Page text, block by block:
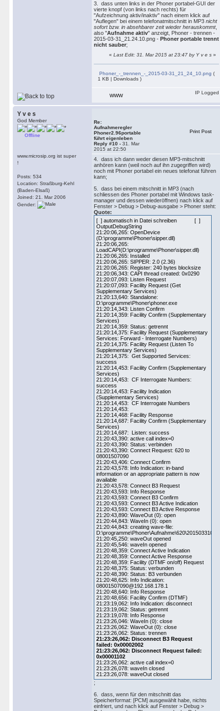
3. dass unten links in der Phoner portabel-GUI der
vierte knopf (von links nach rechts) für
"Aufzeichnung aktiv/inaktiv" nach einem klick auf
"Auflegen" bei einem telefonatmitschnitt in MP3 nicht
sofort bzw. in absehbarer zeit wieder herauskommt,
also "Aufnahme aktiv" anzeigt, Phoner - trennen -
2015-03-31_21.24.10.png - Phoner portable trennt
nicht sauber;
«Last Edit: 31. Mar 2015 at 23:47 by Y v e s »
Phoner_-_trennen_-_2015-03-31_21_24_10.png (
1 KB | Downloads )
WWW
IP Logged
Y v e s
God Member
Offline
www.microsip.org ist super
!
Posts: 534
Location: Straßburg-Kehl
(Baden-Elsaß)
Joined: 21. Mar 2006
Gender:
Re:
Aufnahmeregler
Phoner2.96portable
führt eigenleben
Reply #10 - 31. Mar
2015 at 22:50
Print Post
4. dass ich dann weder diesen MP3-mitschnitt
anhören kann (weil noch auf ihn zugegriffen wird)
noch mit Phoner portabel ein neues telefonat führen
kann;
5. dass bei einem mitschnitt in MP3 (nach
schliessen des Phoner portabel mit Windows task-
manager und dessen wiederöffnen) nach klick auf
Fenster > Debug > Debug-ausgabe > Phoner steht:
Quote:
[ ] automatisch in Datei schreiben [ ]
OutputDebugString
21:20:06,265: OpenDevice
(D:\programme\Phoner\sipper.dll)
21:20:06,265:
LoadCAPI(D:\programme\Phoner\sipper.dll)
21:20:06,265: Installed
21:20:06,265: SIPPER: 2.0 (2.36)
21:20:06,265: Register: 240 bytes blocksize
21:20:06,343: CAPI thread created: 0x0290
21:20:07,093: Listen Request
21:20:07,093: Facility Request (Get
Supplementary Services)
21:20:13,640: Standalone:
D:\programme\Phoner\phoner.exe
21:20:14,343: Listen Confirm
21:20:14,359: Facility Confirm (Supplementary
Services)
21:20:14,359: Status: getrennt
21:20:14,375: Facility Request (Supplementary
Services: Forward - Interrogate Numbers)
21:20:14,375: Facility Request (Listen To
Supplementary Services)
21:20:14,375: Get Supported Services:
success
21:20:14,453: Facility Confirm (Supplementary
Services)
21:20:14,453: CF Interrogate Numbers:
success
21:20:14,453: Facility Indication
(Supplementary Services)
21:20:14,453: CF Interrogate Numbers
21:20:14,453:
21:20:14,468: Facility Response
21:20:14,687: Facility Confirm (Supplementary
Services)
21:20:14,687: Listen: success
21:20:43,390: active call index=0
21:20:43,390: Status: verbinden
21:20:43,390: Connect Request: 620 to
08001507090
21:20:43,406: Connect Confirm
21:20:43,578: Info Indication: in-band
information or an appropriate pattern is now
available
21:20:43,578: Connect B3 Request
21:20:43,593: Info Response
21:20:43,593: Connect B3 Confirm
21:20:43,593: Connect B3 Active Indication
21:20:43,593: Connect B3 Active Response
21:20:43,890: WaveOut (0): open
21:20:44,843: WaveIn (0): open
21:20:44,843: creating wave-file:
21:20:45,250: waveOut opened
21:20:45,546: waveIn opened
21:20:48,359: Connect Active Indication
21:20:48,359: Connect Active Response
21:20:48,359: Facility (DTMF on/off) Request
21:20:48,375: Status: verbunden
21:20:48,390: Status: B3 verbunden
21:20:48,625: Info Indication:
08001507090@192.168.178.1
21:20:48,640: Info Response
21:20:48,656: Facility Confirm (DTMF)
21:23:19,062: Info Indication: disconnect
21:23:19,062: Status: getrennt
21:23:19,078: Info Response
21:23:26,046: WaveIn (0): close
21:23:26,062: WaveOut (0): close
21:23:26,062: Status: trennen
21:23:26,062: Disconnect B3 Request
failed: 0x00002002
21:23:26,062: Disconnect Request failed:
0x00001102
21:23:26,062: active call index=0
21:23:26,078: waveIn closed
21:23:26,078: waveOut closed
;
6. dass, wenn für den mitschnitt das
Speicherformat: [PCM] ausgewählt habe, nichts
einfriert, und nach klick auf Fenster > Debug >